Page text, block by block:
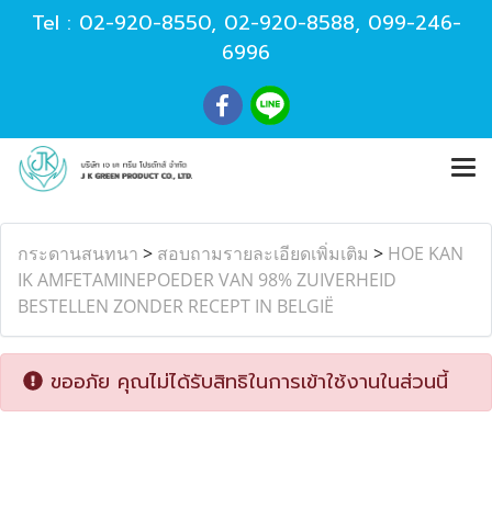
Tel : 02-920-8550, 02-920-8588, 099-246-
6996
กระดานสนทนา > สอบถามรายละเอียดเพิ่มเติม > HOE KAN
IK AMFETAMINEPOEDER VAN 98% ZUIVERHEID
BESTELLEN ZONDER RECEPT IN BELGIË
ขออภัย คุณไม่ได้รับสิทธิในการเข้าใช้งานในส่วนนี้